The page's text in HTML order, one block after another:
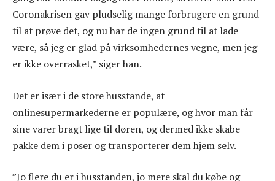
Coronakrisen gav pludselig mange forbrugere en grund
til at prøve det, og nu har de ingen grund til at lade
være, så jeg er glad på virksomhedernes vegne, men jeg
er ikke overrasket,” siger han.
Det er især i de store husstande, at
onlinesupermarkederne er populære, og hvor man får
sine varer bragt lige til døren, og dermed ikke skabe
pakke dem i poser og transporterer dem hjem selv.
”Jo flere du er i husstanden, jo mere skal du købe og